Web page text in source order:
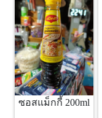
ซอสแม็กกี้ 200ml